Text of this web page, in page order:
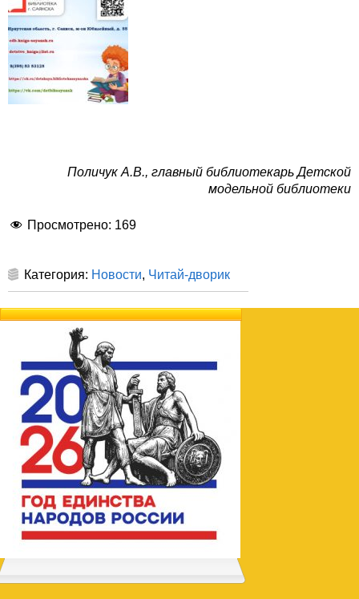
Поличук А.В., главный библиотекарь Детской
модельной библиотеки
Просмотрено: 169
Категория: Новости, Читай-дворик